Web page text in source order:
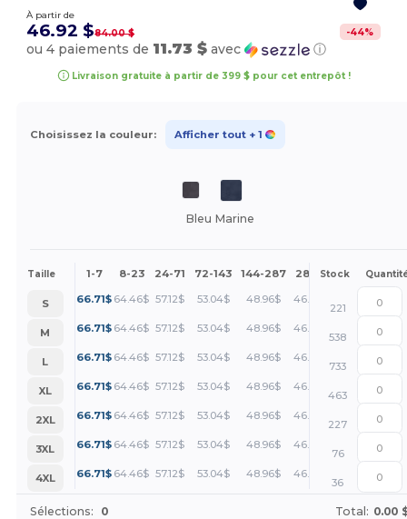
À partir de
46.92 $84.00 $ -44%
ou 4 paiements de 11.73 $ avec ⓘ
Livraison gratuite à partir de 399 $ pour cet entrepôt !
Choisissez la couleur: Afficher tout + 1
Bleu Marine
Taille 1-7 8-23 24-71 72-143 144-287 288 + Plus
Stock
S 66.71$ 64.46$ 57.12$ 53.04$ 48.96$ 46.92 +
221
M
66.71$ 64.46$ 57.12$ 53.04$ 48.96$ 46.92 +
538
L
66.71$ 64.46$ 57.12$ 53.04$ 48.96$ 46.92 +
733
XL
66.71$ 64.46$ 57.12$ 53.04$ 48.96$ 46.92 +
463
2XL
66.71$ 64.46$ 57.12$ 53.04$ 48.96$ 46.92 +
227
3XL
66.71$ 64.46$ 57.12$ 53.04$ 48.96$ 46.92 +
76
4XL
66.71$ 64.46$ 57.12$ 53.04$ 48.96$ 46.92 +
36
Sélections: 0 Total: 0.00